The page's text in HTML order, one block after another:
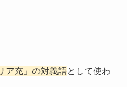
ア充」の対義語として使わ